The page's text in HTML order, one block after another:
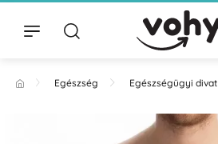
Egészség Egészségügyi divat